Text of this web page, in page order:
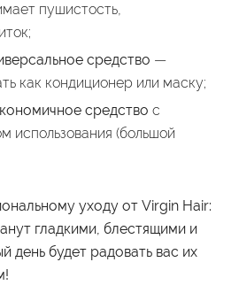
пушистость,
средство —
как кондиционер или маску;
средство с
использования (большой
уходу от Virgin Hair:
гладкими, блестящими и
день будет радовать вас их